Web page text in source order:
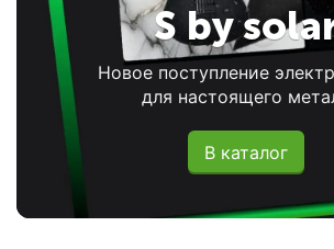
S by
Новое поступление
для настоящего
В каталог